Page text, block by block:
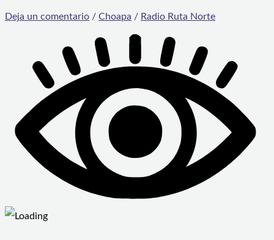
Deja un comentario / Choapa / Radio Ruta Norte